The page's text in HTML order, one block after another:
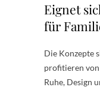
Eignet
für
Die Konzepte
profitieren von
Ruhe, Design